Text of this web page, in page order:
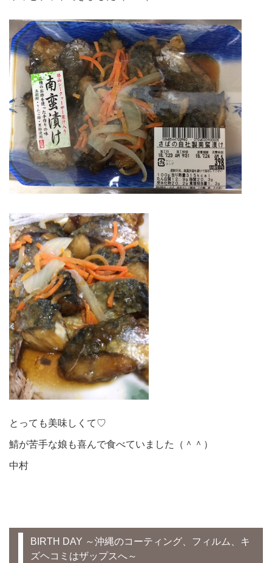
とっても美味しくて♡
鯖が苦手な娘も喜んで食べていました（＾＾）
中村
BIRTH DAY ～沖縄のコーティング、フィルム、キ
ズヘコミはザップスへ～